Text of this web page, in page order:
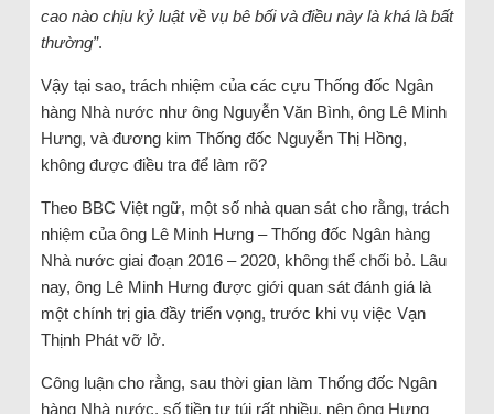
cao nào chịu kỷ luật về vụ bê bối và điều này là khá là bất
thường”.
Vậy tại sao, trách nhiệm của các cựu Thống đốc Ngân
hàng Nhà nước như ông Nguyễn Văn Bình, ông Lê Minh
Hưng, và đương kim Thống đốc Nguyễn Thị Hồng,
không được điều tra để làm rõ?
Theo BBC Việt ngữ, một số nhà quan sát cho rằng, trách
nhiệm của ông Lê Minh Hưng – Thống đốc Ngân hàng
Nhà nước giai đoạn 2016 – 2020, không thể chối bỏ. Lâu
nay, ông Lê Minh Hưng được giới quan sát đánh giá là
một chính trị gia đầy triển vọng, trước khi vụ việc Vạn
Thịnh Phát vỡ lở.
Công luận cho rằng, sau thời gian làm Thống đốc Ngân
hàng Nhà nước, số tiền tư túi rất nhiều, nên ông Hưng